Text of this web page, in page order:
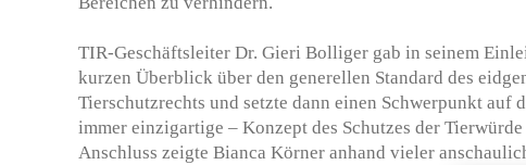
TIR-Geschäftsleiter Dr. Gieri Bolliger gab in seinem
kurzen Überblick über den generellen Standard des
Tierschutzrechts und setzte dann einen Schwerpunkt auf
immer einzigartige – Konzept des Schutzes der
Anschluss zeigte Bianca Körner anhand vieler